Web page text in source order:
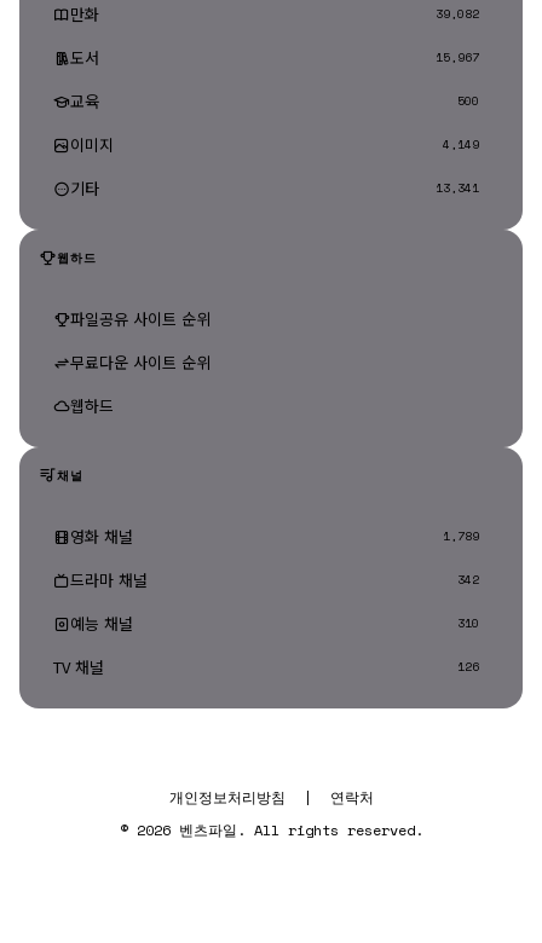
만화 39,082
도서 15,967
교육 500
이미지 4,149
기타 13,341
웹하드
파일공유 사이트 순위
무료다운 사이트 순위
웹하드
채널
영화 채널 1,789
드라마 채널 342
예능 채널 310
TV 채널 126
개인정보처리방침 |
연락처
© 2026 벤츠파일. All rights reserved.